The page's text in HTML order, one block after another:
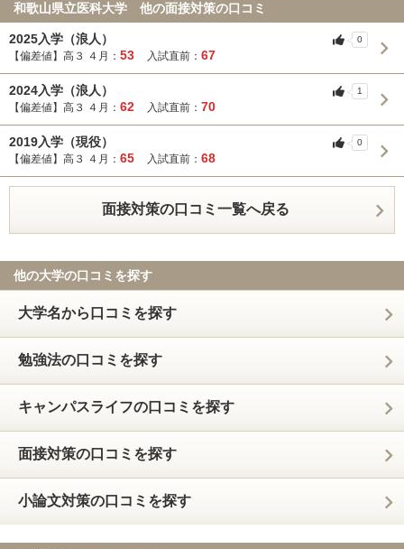
和歌山県立医科大学 他の面接対策の口コミ
2025入学（浪人）
【偏差値】高３ ４月： 53 入試直前： 67
0
2024入学（浪人）
【偏差値】高３ ４月： 62 入試直前： 70
1
2019入学（現役）
【偏差値】高３ ４月： 65 入試直前： 68
0
面接対策の口コミ一覧へ戻る
他の大学の口コミを探す
大学名から口コミを探す
勉強法の口コミを探す
キャンパスライフの口コミを探す
面接対策の口コミを探す
小論文対策の口コミを探す